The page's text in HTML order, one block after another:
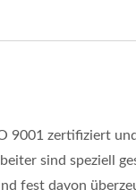
9001 zertifiziert
sind speziell
fest davon